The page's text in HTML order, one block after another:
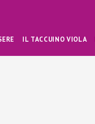
IL TACCUINO VIOLA